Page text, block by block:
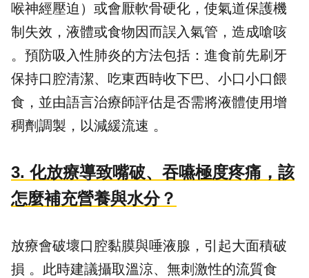
喉神經壓迫）或會厭軟骨硬化，使氣道保護機
制失效，液體或食物因而誤入氣管，造成嗆咳
。預防吸入性肺炎的方法包括：進食前先刷牙
保持口腔清潔、吃東西時收下巴、小口小口餵
食，並由語言治療師評估是否需將液體使用增
稠劑調製，以減緩流速 。
3. 化放療導致嘴破、吞嚥極度疼痛，該
怎麼補充營養與水分？
放療會破壞口腔黏膜與唾液腺，引起大面積破
損 。此時建議攝取溫涼、無刺激性的流質食